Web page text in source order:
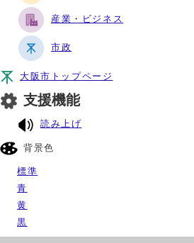
産業・ビジネス
市政
大阪市トップページ
支援機能
読み上げ
背景色
標準
青
黄
黒